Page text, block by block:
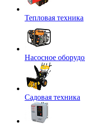
Тепловая техника
Насосное
Садовая техника